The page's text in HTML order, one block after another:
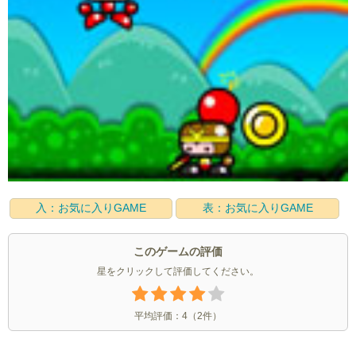
入：お気に入りGAME 表：お気に入りGAME
このゲームの評価
星をクリックして評価してください。
平均評価： 4 （2件）